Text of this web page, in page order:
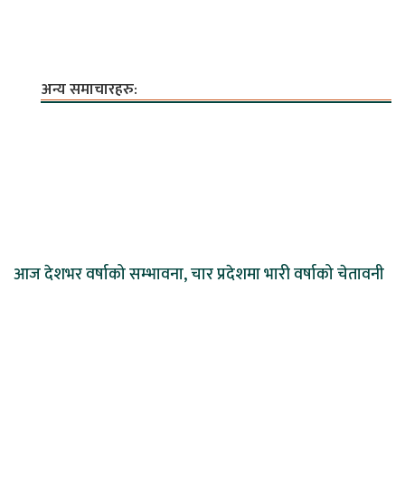
अन्य समाचारहरु:
आज देशभर वर्षाको सम्भावना, चार प्रदेशमा भारी वर्षाको चेतावनी